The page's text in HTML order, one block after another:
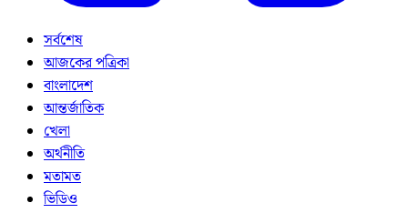
সর্বশেষ
আজকের পত্রিকা
বাংলাদেশ
আন্তর্জাতিক
খেলা
অর্থনীতি
মতামত
ভিডিও